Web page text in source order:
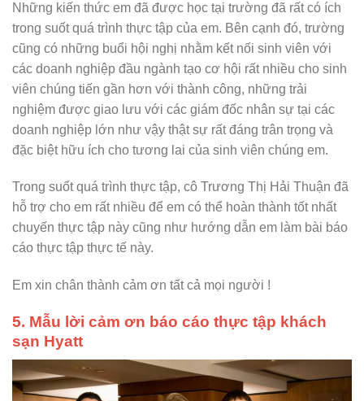
Những kiến thức em đã được học tại trường đã rất có ích
trong suốt quá trình thực tập của em. Bên cạnh đó, trường
cũng có những buổi hội nghị nhằm kết nối sinh viên với
các doanh nghiệp đầu ngành tạo cơ hội rất nhiều cho sinh
viên chúng tiến gần hơn với thành công, những trải
nghiệm được giao lưu với các giám đốc nhân sự tại các
doanh nghiệp lớn như vậy thật sự rất đáng trân trọng và
đặc biệt hữu ích cho tương lai của sinh viên chúng em.
Trong suốt quá trình thực tập, cô Trương Thị Hải Thuận đã
hỗ trợ cho em rất nhiều để em có thể hoàn thành tốt nhất
chuyến thực tập này cũng như hướng dẫn em làm bài báo
cáo thực tập thực tế này.
Em xin chân thành cảm ơn tất cả mọi người !
5. Mẫu lời cảm ơn báo cáo thực tập khách
sạn Hyatt